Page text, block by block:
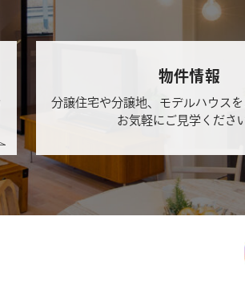
物件情報
分譲住宅や分譲地、モデルハウスを
お気軽にご見学くださ